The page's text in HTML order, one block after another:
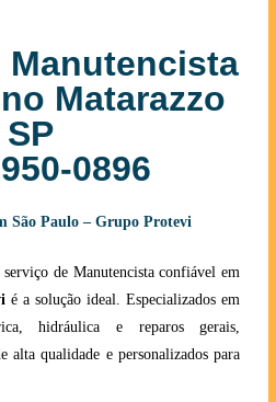
Manutencista
Matarazzo
SP
0896
São Paulo – Grupo Protevi
de Manutencista confiável em
é a solução ideal. Especializados em
hidráulica e reparos gerais,
alta qualidade e personalizados para